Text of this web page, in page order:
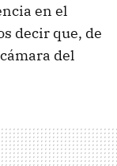
en el
decir que, de
del